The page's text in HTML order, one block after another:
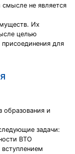
не является
Их
целью
для
образования и
задачи:
ВТО